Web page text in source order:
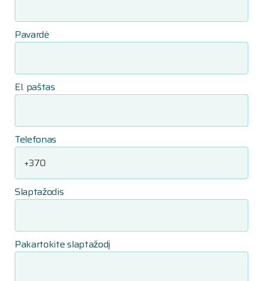
Pavardė
El. paštas
Telefonas
Slaptažodis
Pakartokite slaptažodį